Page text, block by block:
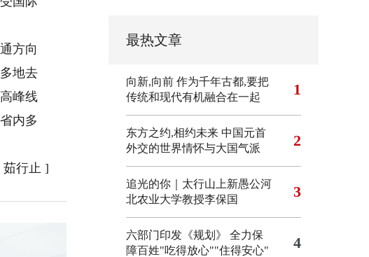
方向
地去
峰线
内多
茹行止 ]
最热文章
向新,向前 作为千年古都,要把
传统和现代有机融合在一起
1
东方之约,相约未来 中国元首
外交的世界情怀与大国气派
2
追光的你｜太行山上新愚公河
北农业大学教授李保国
3
六部门印发《规划》 全力保
障百姓"吃得放心""住得安心"
4